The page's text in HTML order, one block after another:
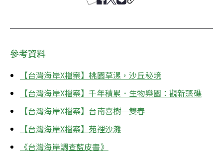
參考資料
【台灣海岸X檔案】桃園草漯，沙丘秘境
【台灣海岸X檔案】千年積累．生物樂園：觀新藻礁
【台灣海岸X檔案】台南喜樹─雙春
【台灣海岸X檔案】苑裡沙灘
《台灣海岸調查藍皮書》